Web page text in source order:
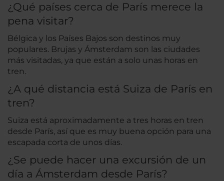
¿Qué países cerca de París merece la
pena visitar?
Bélgica y los Países Bajos son destinos muy
populares. Brujas y Ámsterdam son las ciudades
más visitadas, ya que están a solo unas horas en
tren.
¿A qué distancia está Suiza de París en
tren?
Suiza está aproximadamente a tres horas en tren
desde París, así que es muy buena opción para una
escapada corta de unos días.
¿Se puede hacer una excursión de un
día a Ámsterdam desde París?